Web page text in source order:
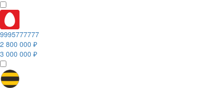
9995777777
2 800 000 ₽
3 000 000 ₽